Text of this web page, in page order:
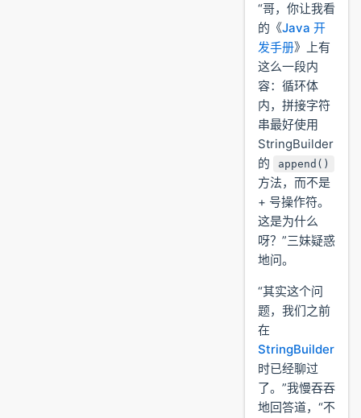
“哥，你让我看
的《Java 开
发手册》上有
这么一段内
容：循环体
内，拼接字符
串最好使用
StringBuilder
的
append()
方法，而不是
+ 号操作符。
这是为什么
呀？”三妹疑惑
地问。
“其实这个问
题，我们之前
在
StringBuilder
时已经聊过
了。”我慢吞吞
地回答道，“不